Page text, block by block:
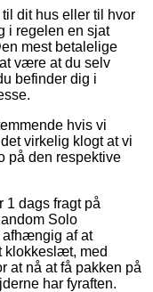
dit hus eller til hvor
i regelen en sjat
mest betalelige
være at du selv
befinder dig i
hvis vi
virkelig klogt at vi
på den respektive
1 dags fragt på
Solo
afhængig af at
klokkeslæt, med
at nå at få pakken på
har fyraften.